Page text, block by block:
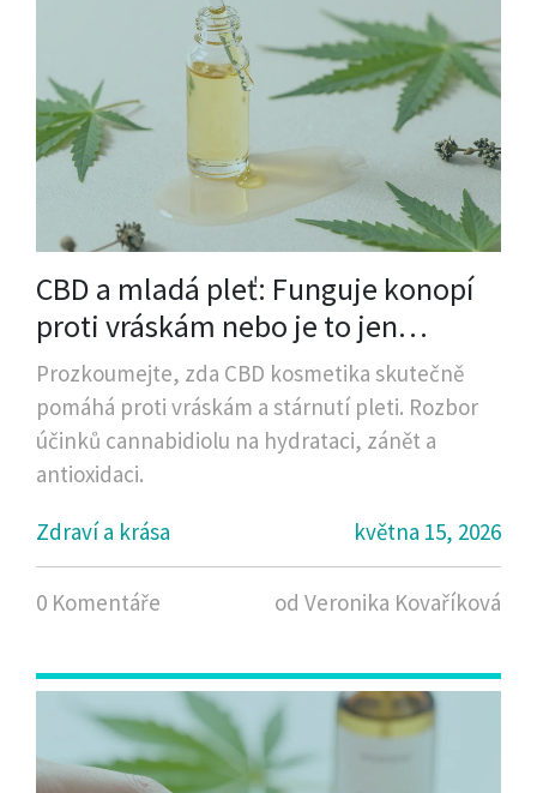
CBD a mladá pleť: Funguje konopí
proti vráskám nebo je to jen
marketing?
Prozkoumejte, zda CBD kosmetika skutečně
pomáhá proti vráskám a stárnutí pleti. Rozbor
účinků cannabidiolu na hydrataci, zánět a
antioxidaci.
Zdraví a krása
května 15, 2026
0 Komentáře od Veronika Kovaříková